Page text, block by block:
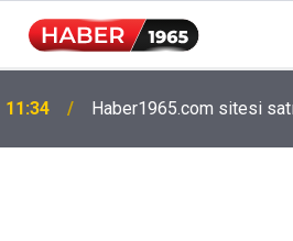
15:52
hesaplarda